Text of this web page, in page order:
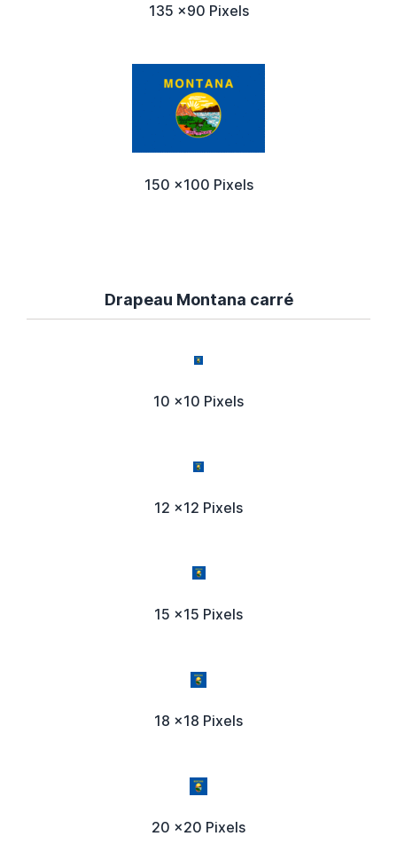
135 x90 Pixels
150 x100 Pixels
Drapeau Montana carré
10 x10 Pixels
12 x12 Pixels
15 x15 Pixels
18 x18 Pixels
20 x20 Pixels